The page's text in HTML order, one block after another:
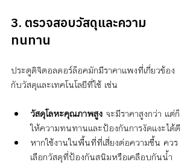
3. ตรวจสอบวัสดุและความ
ทนทาน
ประตูดิจิตอลดอร์ล็อคมักมีราคาแพงที่เกี่ยวข้อง
กับวัสดุและเทคโนโลยีที่ใช้ เช่น
วัสดุโลหะคุณภาพสูง จะมีราคาสูงกว่า แต่ก็
ให้ความทนทานและป้องกันการงัดแงะได้ดี
หากใช้งานในพื้นที่ที่เสี่ยงต่อความชื้น ควร
เลือกวัสดุที่ป้องกันสนิมหรือเคลือบกันน้ำ